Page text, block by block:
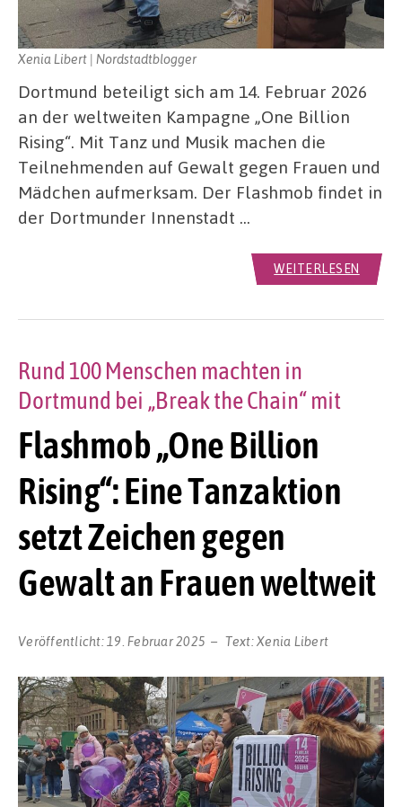
Xenia Libert | Nordstadtblogger
Dortmund beteiligt sich am 14. Februar 2026
an der weltweiten Kampagne „One Billion
Rising“. Mit Tanz und Musik machen die
Teilnehmenden auf Gewalt gegen Frauen und
Mädchen aufmerksam. Der Flashmob findet in
der Dortmunder Innenstadt …
WEITERLESEN
Flashmob „One Billion
Rising“: Eine Tanzaktion
setzt Zeichen gegen
Gewalt an Frauen weltweit
Rund 100 Menschen machten in
Dortmund bei „Break the Chain“ mit
Veröffentlicht: 19. Februar 2025 Text:Xenia Libert